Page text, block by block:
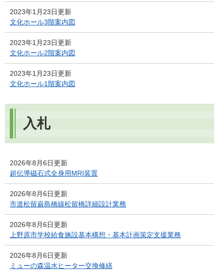
2023年1月23日更新
文化ホール3階案内図
2023年1月23日更新
文化ホール2階案内図
2023年1月23日更新
文化ホール1階案内図
入札
2026年8月6日更新
超伝導磁石式全身用MRI装置
2026年8月6日更新
市道松留巌島橋線松留橋詳細設計業務
2026年8月6日更新
上野原市学校給食施設基本構想・基本計画策定支援業務
2026年8月6日更新
ミューの森温水ヒーター交換修繕